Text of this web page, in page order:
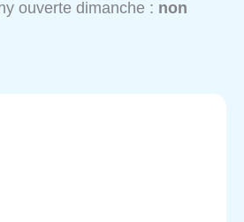
ouverte dimanche : non